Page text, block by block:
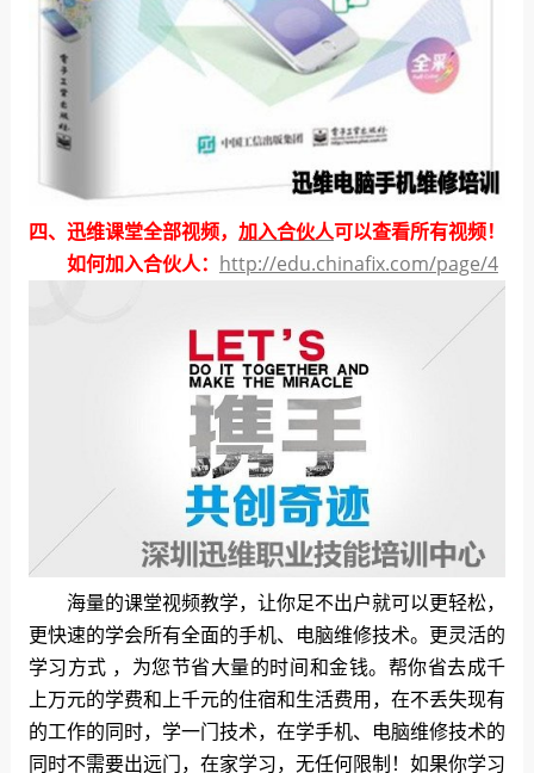
四、迅维课堂全部视频， 加入合伙人可以查看所有视频！
如何加入合伙人： http://edu.chinafix.com/page/4
海量的课堂视频教学，让你足不出户就可以更轻松，
更快速的学会所有全面的手机、电脑维修技术。更灵活的
学习方式 ，为您节省大量的时间和金钱。帮你省去成千
上万元的学费和上千元的住宿和生活费用，在不丢失现有
的工作的同时，学一门技术，在学手机、电脑维修技术的
同时不需要出远门，在家学习，无任何限制！如果你学习